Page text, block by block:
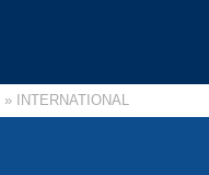
» INTERNATIONAL